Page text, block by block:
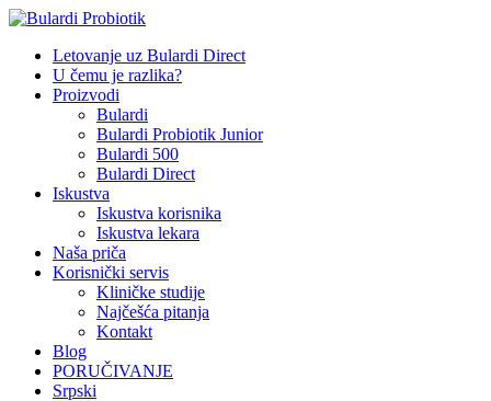
Letovanje uz Bulardi Direct
U čemu je razlika?
Proizvodi
Bulardi
Bulardi Probiotik Junior
Bulardi 500
Bulardi Direct
Iskustva
Iskustva korisnika
Iskustva lekara
Naša priča
Korisnički servis
Kliničke studije
Najčešća pitanja
Kontakt
Blog
PORUČIVANJE
Srpski